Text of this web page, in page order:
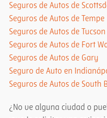
Seguros de Autos de
Seguros de Autos de Tempe
Seguros de Autos de Tucson
Seguros de Autos de Fort
Seguros de Autos de Gary
Seguro de Auto en
Seguros de Autos de South
¿No ve alguna ciudad o